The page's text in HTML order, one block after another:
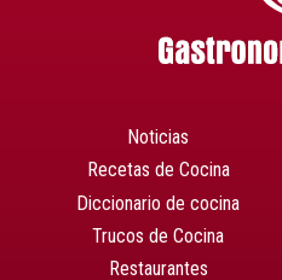
Noticias
Recetas de Cocina
Diccionario de cocina
Trucos de Cocina
Restaurantes